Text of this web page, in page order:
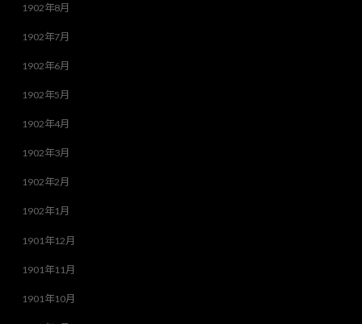
1902年8月
1902年7月
1902年6月
1902年5月
1902年4月
1902年3月
1902年2月
1902年1月
1901年12月
1901年11月
1901年10月